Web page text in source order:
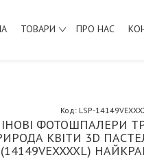
ТОВАРИ ПРО НАС
ФОТОШПАЛЕРИ
КВІТИ 3D
(14149VEXXXXL)
Код: LSP-